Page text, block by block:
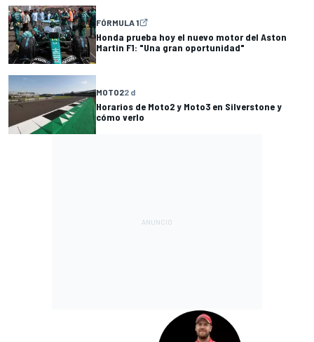
FÓRMULA 1
Honda prueba hoy el nuevo motor del Aston
Martin F1: "Una gran oportunidad"
MOTO22 d
Horarios de Moto2 y Moto3 en Silverstone y
cómo verlo